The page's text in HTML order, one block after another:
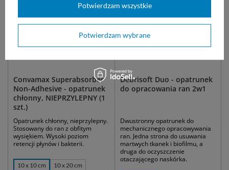
Convamax Superabsorber
Non-Adhesive - opatrunek
chłonny, NIEPRZYLEPNY (1
szt.)
Opatrunek chłonny, nieprzylepny.
Stosowany do ran z obfitym
wysiękiem. Wysoki poziom
retencji płynów i bakterii.
10 x 10 cm
10 x 20 cm
Debrisoft Duo - opatrunek
do opracowania ran 2w1
Dwustronny opatrunek do
mechanicznego opracowywania
ran. Jedna strona do usuwania
martwych tkanek i biofilmu, a
druga do oczyszczenie
otaczającego naskórka.
Potwierdzam wybrane
Potwierdzam wszystkie